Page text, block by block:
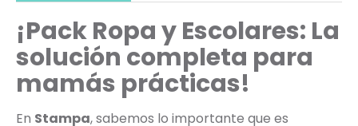
¡Pack Ropa y Escolares: La
solución completa para
mamás prácticas!
En Stampa, sabemos lo importante que es